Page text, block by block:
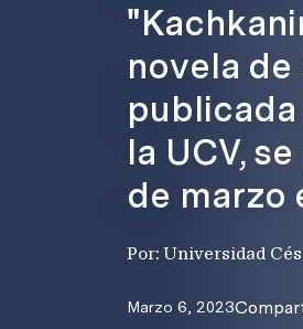
novela de
la UCV,
de marzo
Por: Universidad
Marzo 6, 2023